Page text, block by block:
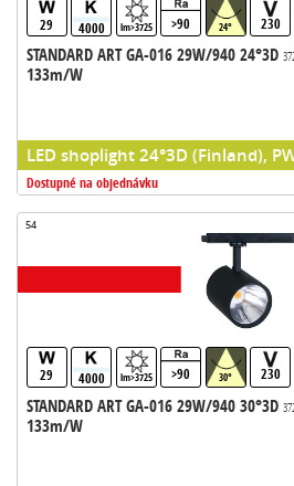
29 4000 lm>3725 >90 24° 230
STANDARD ART GA-016 29W/940 24°3D
133m/W
LED shoplight 24°3D (Finland),
Dostupné na objednávku
54
29 4000 lm>3725 >90 30° 230
STANDARD ART GA-016 29W/940 30°3D
133m/W